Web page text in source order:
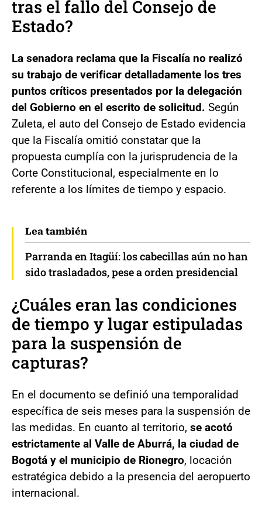
tras el fallo del Consejo de
Estado?
La senadora reclama que la Fiscalía no realizó
su trabajo de verificar detalladamente los tres
puntos críticos presentados por la delegación
del Gobierno en el escrito de solicitud. Según
Zuleta, el auto del Consejo de Estado evidencia
que la Fiscalía omitió constatar que la
propuesta cumplía con la jurisprudencia de la
Corte Constitucional, especialmente en lo
referente a los límites de tiempo y espacio.
Lea también
Parranda en Itagüí: los cabecillas aún no han
sido trasladados, pese a orden presidencial
¿Cuáles eran las condiciones
de tiempo y lugar estipuladas
para la suspensión de
capturas?
En el documento se definió una temporalidad
específica de seis meses para la suspensión de
las medidas. En cuanto al territorio, se acotó
estrictamente al Valle de Aburrá, la ciudad de
Bogotá y el municipio de Rionegro, locación
estratégica debido a la presencia del aeropuerto
internacional.